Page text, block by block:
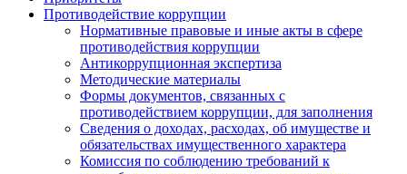
Противодействие коррупции
Нормативные правовые и иные акты в сфере
противодействия коррупции
Антикоррупционная экспертиза
Методические материалы
Формы документов, связанных с
противодействием коррупции, для заполнения
Сведения о доходах, расходах, об имуществе и
обязательствах имущественного характера
Комиссия по соблюдению требований к